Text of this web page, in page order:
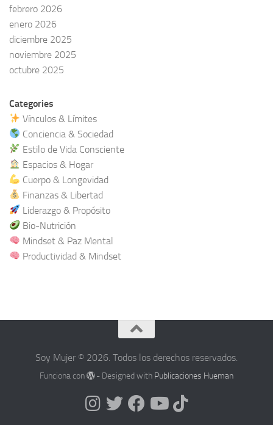
febrero 2026
enero 2026
diciembre 2025
noviembre 2025
octubre 2025
Categories
Vínculos & Límites
Conciencia & Sociedad
Estilo de Vida Consciente
Espacios & Hogar
Cuerpo & Longevidad
Finanzas & Libertad
Liderazgo & Propósito
Bio-Nutrición
Mindset & Paz Mental
Productividad & Mindset
Soy Mujer © 2026. Todos los derechos reservados.
Funciona con - Designed with Publicaciones Hueman